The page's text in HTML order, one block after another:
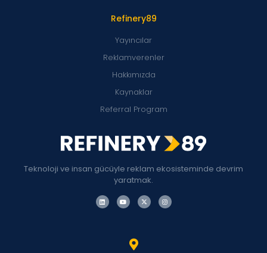
Teknoloji ve insan gücüyle reklam ekosisteminde devrim
yaratmak.
Refinery89
Yayıncılar
Reklamverenler
Hakkımızda
Kaynaklar
Referral Program